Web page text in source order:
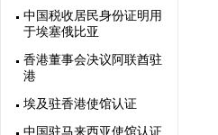
中国税收居民身份证明用
于埃塞俄比亚
香港董事会决议阿联酋驻
港
埃及驻香港使馆认证
中国驻马来西亚使馆认证